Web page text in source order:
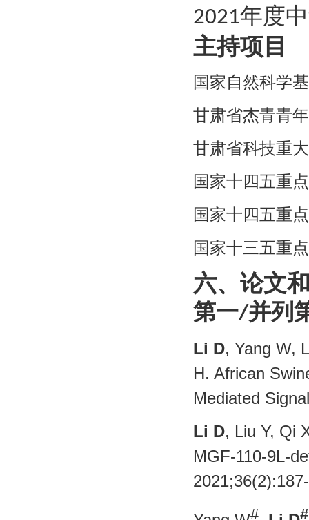
2021年度
主持项目
国家自然科学
甘肃省杰青青
甘肃省科技重
国家十四五重
国家十四五重
国家十三五重
六、论文
第一/并列
Li D, Yang W,
H. African
Mediated
Li D, Liu Y, Qi
MGF-110-9L-
# #